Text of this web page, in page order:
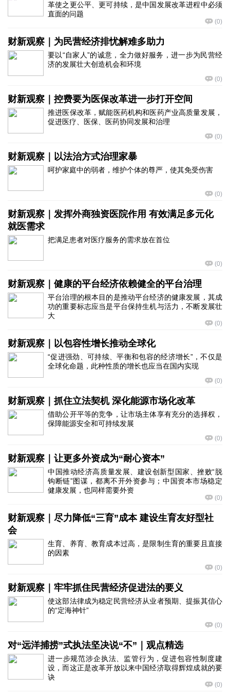
革使之更公平、更可持续，是中国发展改革进程中必须
直面的问题
(0)
财新观察｜为民营经济排忧解难多助力
要以“自家人”的诚意，全力做好服务，进一步为民营经
济的发展壮大创造机会和环境
(0)
财新观察｜控费要为医保改革进一步打开空间
推进医保改革，赋能医药机构和医药产业高质量发展，
促进医疗、医保、医药协同发展和治理
(0)
财新观察｜以法治方式治理家暴
呵护家庭中的弱者，维护个体的尊严，使其免受伤害
(0)
财新观察｜发挥外商独资医院作用 有效满足多元化
就医需求
把满足患者对医疗服务的需求放在首位
(0)
财新观察｜健康的平台经济依赖健全的平台治理
平台治理的根本目的是推动平台经济的健康发展，其成
功的重要标志应当是平台保持生机与活力，不断发展壮
大
(0)
财新观察｜以包容性增长推动全球化
“促进强劲、可持续、平衡和包容的经济增长”，不仅是
全球化命题，此种性质的增长也应当在国内实现
(0)
财新观察｜抓住立法契机 深化能源市场化改革
借助公开平等的竞争，让市场主体享有充分的选择权，
保障能源安全和可持续发展
(0)
财新观察｜让更多外资成为“耐心资本”
中国推动经济高质量发展、建设创新型国家、挫败“脱
钩断链”图谋，都离不开外资参与；中国资本市场稳定
健康发展，也同样需要外资
(0)
财新观察｜尽力降低“三育”成本 建设生育友好型社
会
生育、养育、教育成本过高，是限制生育的重要且直接
的因素
(0)
财新观察｜牢牢抓住民营经济促进法的要义
使这部法律成为稳定民营经济从业者预期、提振其信心
的“定海神针”
(0)
对“远洋捕捞”式执法坚决说“不”｜观点精选
进一步规范涉企执法、监管行为，促进包容性制度建
设，而这正是改革开放以来中国经济取得辉煌成就的要
诀
(0)